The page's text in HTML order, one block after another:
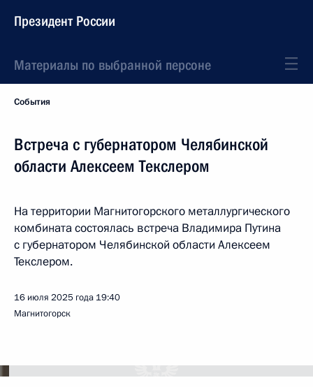
Президент России
Материалы по выбранной персоне
События
Встреча с губернатором Челябинской
области Алексеем Текслером
На территории Магнитогорского металлургического
комбината состоялась встреча Владимира Путина
с губернатором Челябинской области Алексеем
Текслером.
16 июля 2025 года 19:40
Магнитогорск